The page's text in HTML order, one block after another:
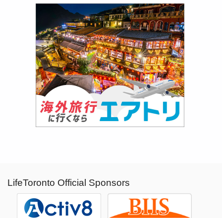
LifeToronto Official Sponsors